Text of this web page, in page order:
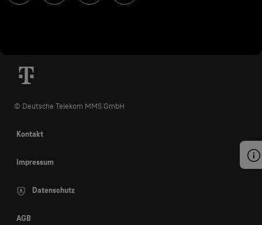
© Deutsche Telekom MMS GmbH
Kontakt
Impressum
Datenschutz
AGB